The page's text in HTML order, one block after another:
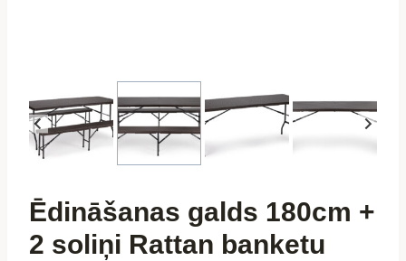
Ēdināšanas galds 180cm +
2 soliņi Rattan banketu